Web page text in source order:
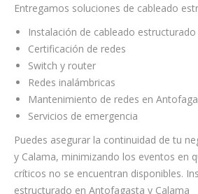
Entregamos soluciones de cableado
Instalación de cableado estructurado
Certificación de redes
Switch y router
Redes inalámbricas
Mantenimiento de redes en
Servicios de emergencia
Puedes asegurar la continuidad de tu
y Calama, minimizando los eventos en
críticos no se encuentran disponibles.
estructurado en Antofagasta y Calama